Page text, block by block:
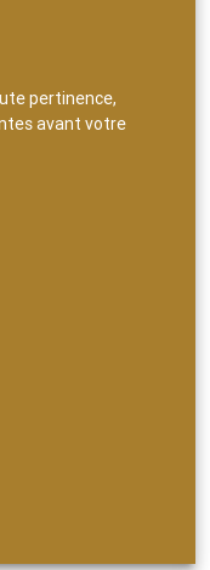
pertinence,
avant votre